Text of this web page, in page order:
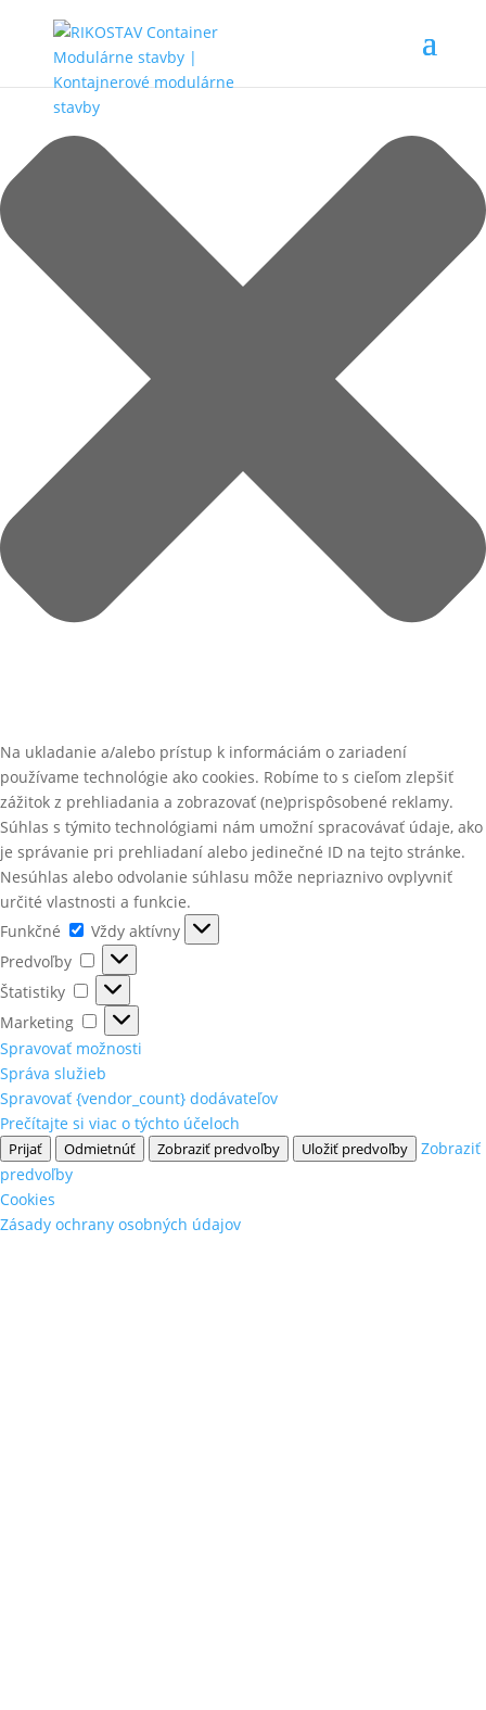
Na ukladanie a/alebo prístup k informáciám o zariadení
používame technológie ako cookies. Robíme to s cieľom zlepšiť
zážitok z prehliadania a zobrazovať (ne)prispôsobené reklamy.
Súhlas s týmito technológiami nám umožní spracovávať údaje, ako
je správanie pri prehliadaní alebo jedinečné ID na tejto stránke.
Nesúhlas alebo odvolanie súhlasu môže nepriaznivo ovplyvniť
určité vlastnosti a funkcie.
Funkčné
Funkčné
Vždy aktívny
Predvoľby
Predvoľby
Štatistiky
Štatistiky
Marketing
Marketing
Spravovať možnosti
Správa služieb
Spravovať {vendor_count} dodávateľov
Prečítajte si viac o týchto účeloch
Prijať Odmietnúť Zobraziť predvoľby Uložiť predvoľby
Zobraziť
predvoľby
Cookies
Zásady ochrany osobných údajov